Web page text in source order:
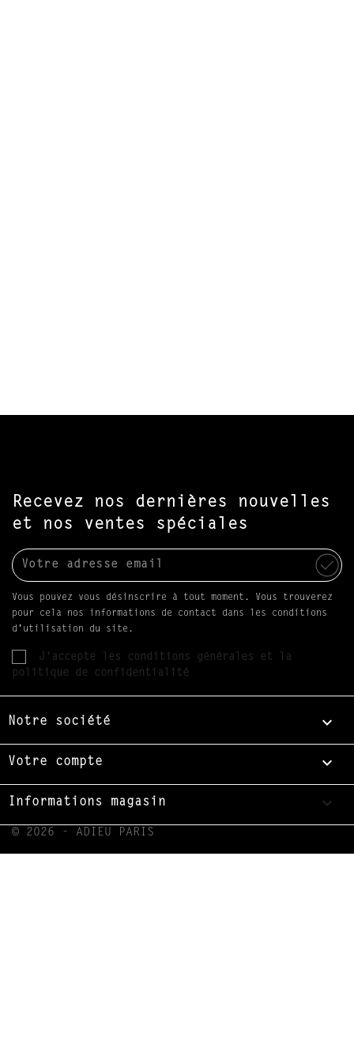
Recevez nos dernières nouvelles
et nos ventes spéciales
Vous pouvez vous désinscrire à tout moment. Vous trouverez
pour cela nos informations de contact dans les conditions
d'utilisation du site.
J'accepte les conditions générales et la
politique de confidentialité
Notre société 
Votre compte 
Informations magasin keyboard_arrow_down
© 2026 - ADIEU PARIS